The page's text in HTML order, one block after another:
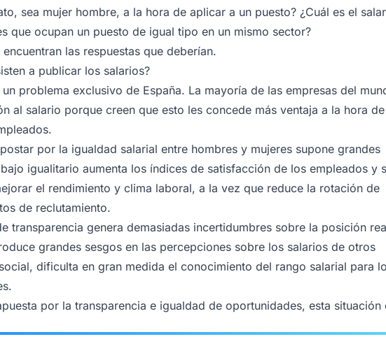
sea mujer hombre, a la hora de aplicar a un puesto? ¿Cuál es el
que ocupan un puesto de igual tipo en un mismo sector?
las respuestas que deberían.
a publicar los salarios?
un problema exclusivo de España. La mayoría de las empresas del
al salario porque creen que esto les concede más ventaja a la hora de
por la igualdad salarial entre hombres y mujeres supone grandes
igualitario aumenta los índices de satisfacción de los empleados y
el rendimiento y clima laboral, a la vez que reduce la rotación de
de reclutamiento.
transparencia genera demasiadas incertidumbres sobre la posición
grandes sesgos en las percepciones sobre los salarios de otros
dificulta en gran medida el conocimiento del rango salarial para
por la transparencia e igualdad de oportunidades, esta situación